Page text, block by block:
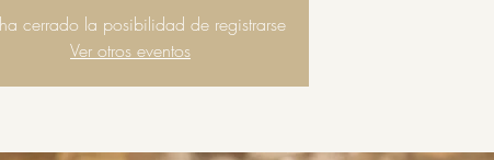
cerrado la posibilidad de registrarse
Ver otros eventos